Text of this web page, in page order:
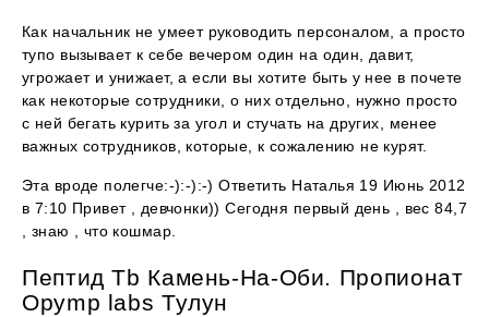
Как начальник не умеет руководить персоналом, а просто
тупо вызывает к себе вечером один на один, давит,
угрожает и унижает, а если вы хотите быть у нее в почете
как некоторые сотрудники, о них отдельно, нужно просто
с ней бегать курить за угол и стучать на других, менее
важных сотрудников, которые, к сожалению не курят.
Эта вроде полегче:-):-):-) Ответить Наталья 19 Июнь 2012
в 7:10 Привет , девчонки)) Сегодня первый день , вес 84,7
, знаю , что кошмар.
Пептид Tb Камень-На-Оби. Пропионат
Opymp labs Тулун